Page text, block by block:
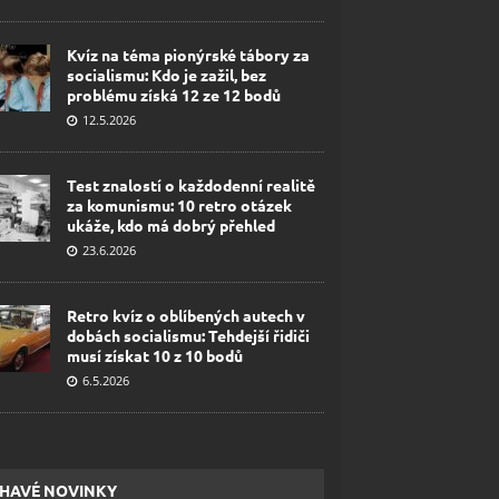
Kvíz na téma pionýrské tábory za
socialismu: Kdo je zažil, bez
problému získá 12 ze 12 bodů
12.5.2026
Test znalostí o každodenní realitě
za komunismu: 10 retro otázek
ukáže, kdo má dobrý přehled
23.6.2026
Retro kvíz o oblíbených autech v
dobách socialismu: Tehdejší řidiči
musí získat 10 z 10 bodů
6.5.2026
NOVINKY